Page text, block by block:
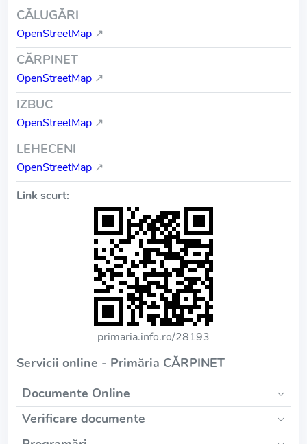
CĂLUGĂRI
OpenStreetMap ↗
CĂRPINET
OpenStreetMap ↗
IZBUC
OpenStreetMap ↗
LEHECENI
OpenStreetMap ↗
Link scurt:
primaria.info.ro/28193
Servicii online - Primăria CĂRPINET
Documente Online
Verificare documente